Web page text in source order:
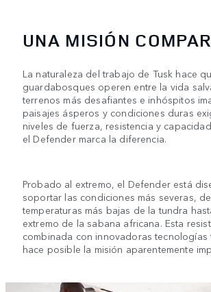
UNA MISIÓN
La naturaleza del trabajo de Tusk hace
guardabosques operen entre la vida
terrenos más desafiantes e inhóspitos
paisajes ásperos y condiciones duras
niveles de fuerza, resistencia y
el Defender marca la diferencia.
Probado al extremo, el Defender está
soportar las condiciones más severas,
temperaturas más bajas de la tundra
extremo de la sabana africana. Esta
combinada con innovadoras
hace posible la misión aparentemente